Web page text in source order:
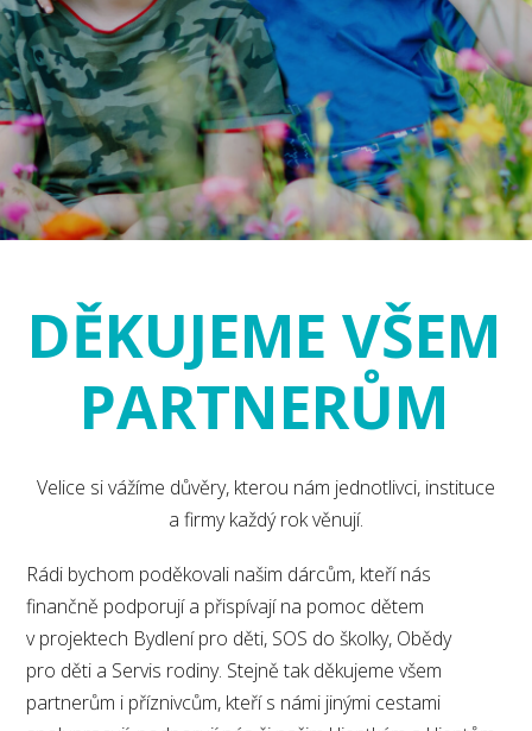
DĚKUJEME VŠEM
PARTNERŮM
Velice si vážíme důvěry, kterou nám jednotlivci, instituce
a firmy každý rok věnují.
Rádi bychom poděkovali našim dárcům, kteří nás
finančně podporují a přispívají na pomoc dětem
v projektech Bydlení pro děti, SOS do školky, Obědy
pro děti a Servis rodiny. Stejně tak děkujeme všem
partnerům i příznivcům, kteří s námi jinými cestami